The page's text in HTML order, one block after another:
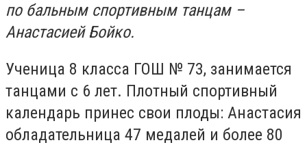
по бальным спортивным танцам –
Анастасией Бойко.
Ученица 8 класса ГОШ № 73, занимается
танцами с 6 лет. Плотный спортивный
календарь принес свои плоды: Анастасия
обладательница 47 медалей и более 80